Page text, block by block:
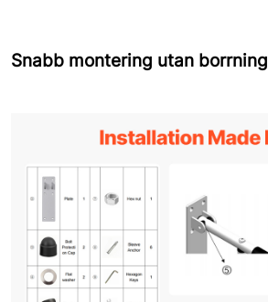
Snabb montering utan borrning